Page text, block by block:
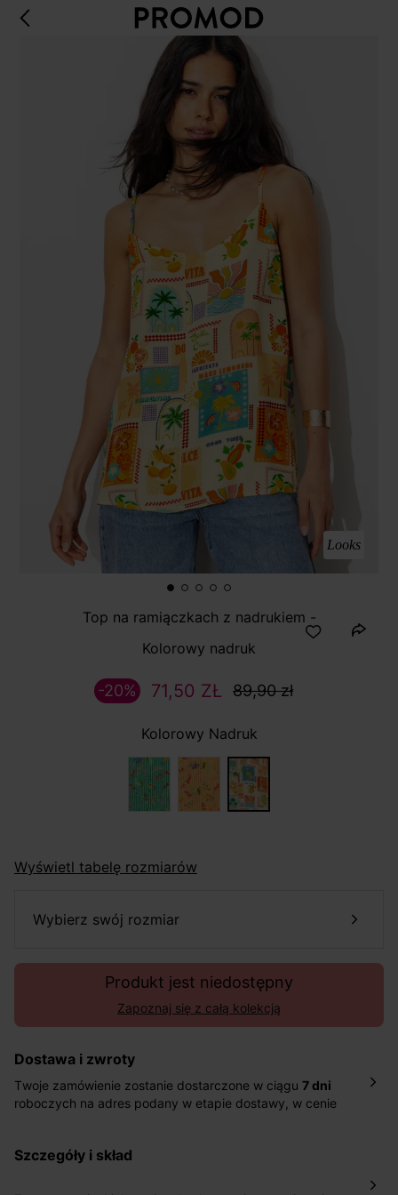
Looks
Top na ramiączkach z nadrukiem -
Kolorowy nadruk
71,50 ZŁ 89,90 zł
-20%
Kolorowy Nadruk
Wyświetl tabelę rozmiarów
wybierz swój rozmiar
Produkt jest niedostępny
Zapoznaj się z całą kolekcją
Dostawa i zwroty
Twoje zamówienie zostanie dostarczone w ciągu 7 dni
roboczych na adres podany w etapie dostawy, w cenie
pośrednictwem DHL Express.
szczegóły i skład